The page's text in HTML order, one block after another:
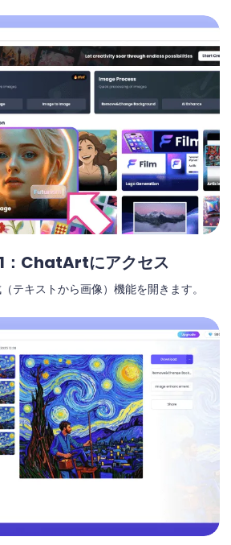
：ChatArtにアクセス
テキストから画像）機能を開きます。